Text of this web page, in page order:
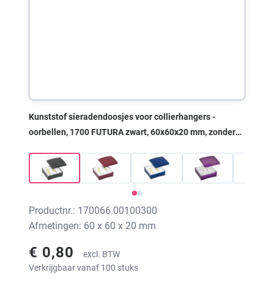
Kunststof sieradendoosjes voor collierhangers -
oorbellen, 1700 FUTURA zwart, 60x60x20 mm, zonder
Productnr.: 170066.00100300
Afmetingen: 60 x 60 x 20 mm
€ 0,80
excl. BTW
Verkrijgbaar vanaf 100 stuks